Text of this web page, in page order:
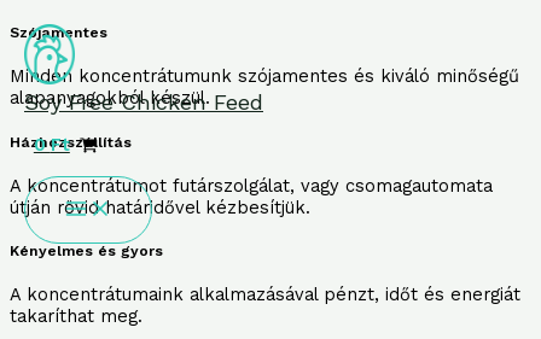
to
content
Soy Free Chicken Feed
0Ft
Szójamentes
Minden koncentrátumunk szójamentes és kiváló minőségű
alapanyagokból készül.
Házhozszállítás
A koncentrátumot futárszolgálat, vagy csomagautomata
útján rövid határidővel kézbesítjük.
Kényelmes és gyors
A koncentrátumaink alkalmazásával pénzt, időt és energiát
takaríthat meg.